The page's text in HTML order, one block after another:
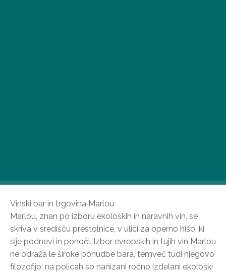
prigrizki.
Vinski bar in trgovina Marlou
Marlou, znan po izboru ekoloških in naravnih vin, se
skriva v središču prestolnice, v ulici za operno hišo, ki
sije podnevi in ponoči. Izbor evropskih in tujih vin Marlou
ne odraža le široke ponudbe bara, temveč tudi njegovo
filozofijo: na policah so nanizani ročno izdelani ekološki